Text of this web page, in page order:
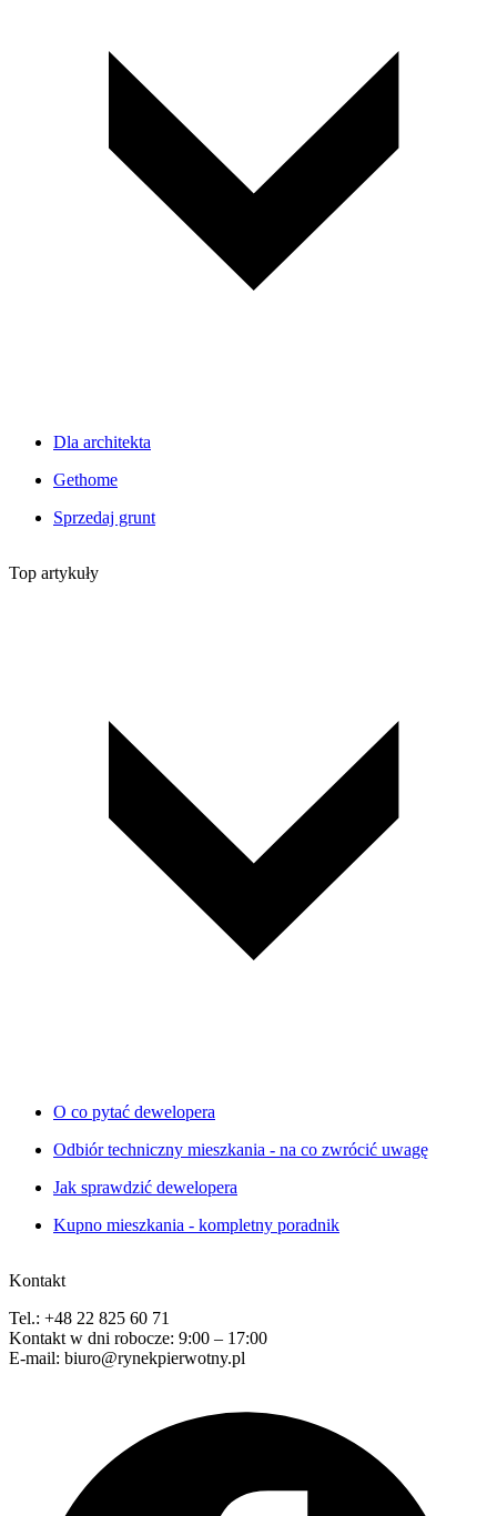
Dla architekta
Gethome
Sprzedaj grunt
Top artykuły
O co pytać dewelopera
Odbiór techniczny mieszkania - na co zwrócić uwagę
Jak sprawdzić dewelopera
Kupno mieszkania - kompletny poradnik
Kontakt
Tel.: +48 22 825 60 71
Kontakt w dni robocze: 9:00 – 17:00
E-mail: biuro@rynekpierwotny.pl